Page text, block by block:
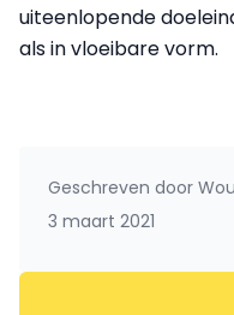
uiteenlopende
als in vloeibare vorm.
Geschreven door
3 maart 2021